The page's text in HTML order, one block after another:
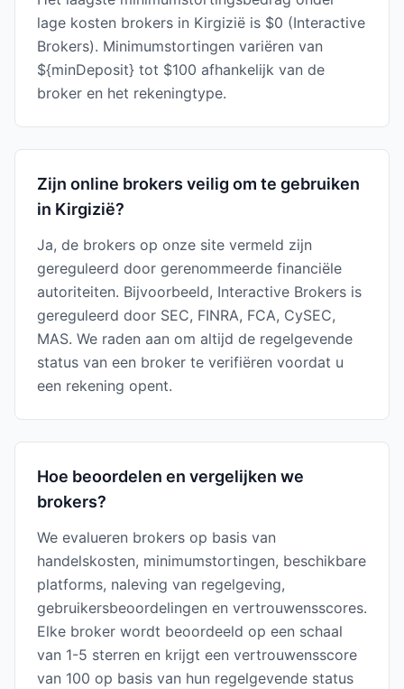
lage kosten brokers in Kirgizië is $0 (Interactive
Brokers). Minimumstortingen variëren van
${minDeposit} tot $100 afhankelijk van de
broker en het rekeningtype.
Zijn online brokers veilig om te gebruiken
in Kirgizië?
Ja, de brokers op onze site vermeld zijn
gereguleerd door gerenommeerde financiële
autoriteiten. Bijvoorbeeld, Interactive Brokers is
gereguleerd door SEC, FINRA, FCA, CySEC,
MAS. We raden aan om altijd de regelgevende
status van een broker te verifiëren voordat u
een rekening opent.
Hoe beoordelen en vergelijken we
brokers?
We evalueren brokers op basis van
handelskosten, minimumstortingen, beschikbare
platforms, naleving van regelgeving,
gebruikersbeoordelingen en vertrouwensscores.
Elke broker wordt beoordeeld op een schaal
van 1-5 sterren en krijgt een vertrouwensscore
van 100 op basis van hun regelgevende status